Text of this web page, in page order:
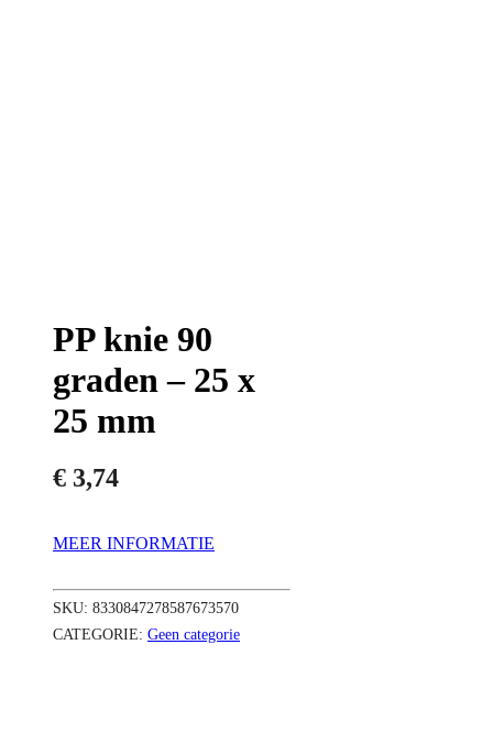
PP knie 90
graden – 25 x
25 mm
€ 3,74
MEER INFORMATIE
SKU: 8330847278587673570
CATEGORIE: Geen categorie